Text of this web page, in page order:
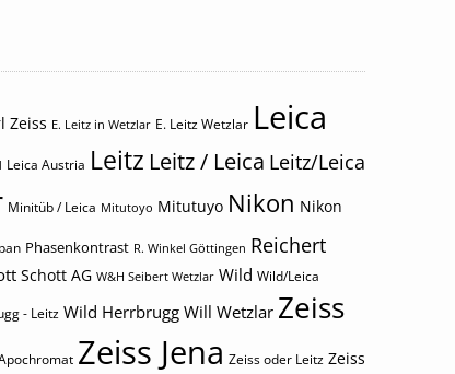
Zeiss E. Leitz in Wetzlar E. Leitz Wetzlar Leica
Leica Austria Leitz Leitz / Leica Leitz/Leica
Minitüb / Leica Mitutoyo Mitutuyo Nikon Nikon
Phasenkontrast R. Winkel Göttingen Reichert
Schott AG W&H Seibert Wetzlar Wild Wild/Leica
- Leitz Wild Herrbrugg Will Wetzlar Zeiss
Zeiss Jena Zeiss oder Leitz Zeiss